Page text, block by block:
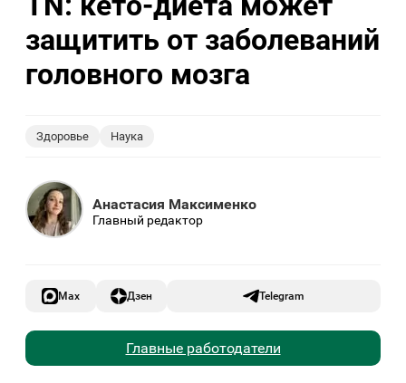
защитить от заболеваний
головного мозга
Здоровье Наука
Анастасия Максименко
Главный редактор
Max Дзен Telegram
Главные работодатели